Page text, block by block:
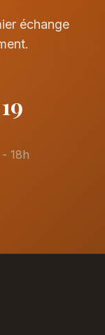
échange
18h